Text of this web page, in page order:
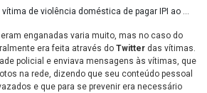
enganadas varia muito, mas no caso do
era feita através do Twitter das vítimas.
policial e enviava mensagens às vítimas, que
na rede, dizendo que seu conteúdo pessoal
e que para se prevenir era necessário